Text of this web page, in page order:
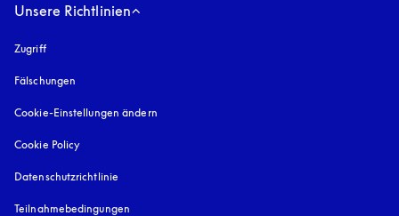
Unsere Richtlinien
Zugrifföffnet sich in einem neuen Tab
Fälschungen
Cookie-Einstellungen ändern
Cookie Policy
Datenschutzrichtlinie
Teilnahmebedingungen